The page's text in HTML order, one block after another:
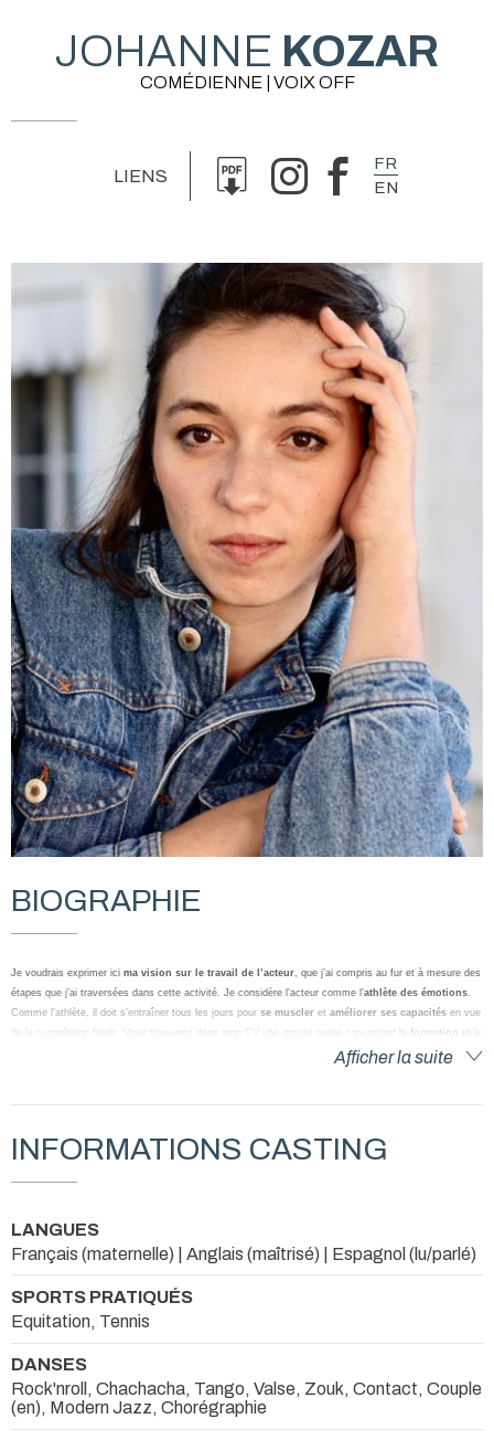
JOHANNE KOZAR
COMÉDIENNE | VOIX OFF
LIENS
FR
EN
BIOGRAPHIE
Je voudrais exprimer ici ma vision sur le travail de l’acteur , que j’ai compris au fur et à mesure des
étapes que j’ai traversées dans cette activité. Je considère l’acteur comme l’athlète des émotions
Comme l’athlète, il doit s’entraîner tous les jours pour se muscler et améliorer ses capacités en vue
de la compétition finale. Vous trouverez dans mon CV une grosse partie concernant la
formation
. Il est, à mes yeux, essentiel de continuer à jouer entre chaque projet, car
Afficher la suite
INFORMATIONS CASTING
LANGUES
Français (maternelle) | Anglais (maîtrisé) | Espagnol (lu/parlé)
SPORTS PRATIQUÉS
Equitation, Tennis
DANSES
Rock'nroll, Chachacha, Tango, Valse, Zouk, Contact, Couple
(en), Modern Jazz, Chorégraphie